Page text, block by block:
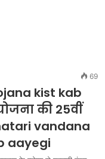
69
kist kab
की 25वीं
vandana
aayegi